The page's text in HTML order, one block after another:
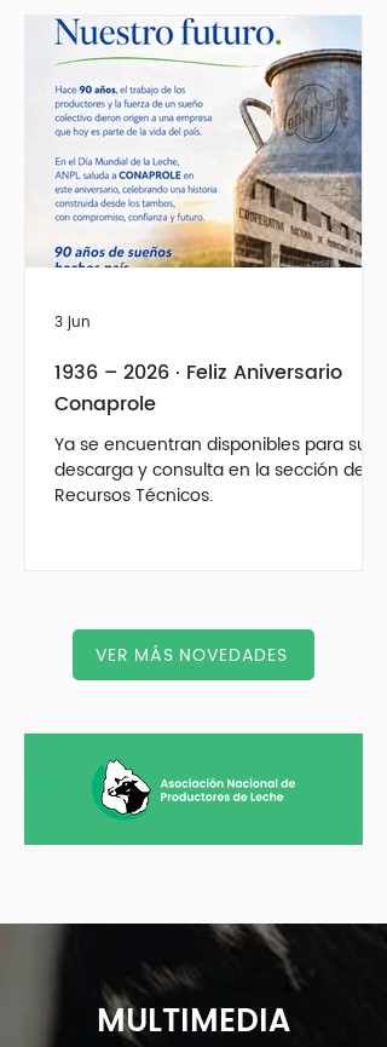
1936 – 2026 · Feliz Aniversario
Conaprole
Ya se encuentran disponibles para su
descarga y consulta en la sección de
Recursos Técnicos.
3 jun
VER MÁS NOVEDADES
MULTIMEDIA